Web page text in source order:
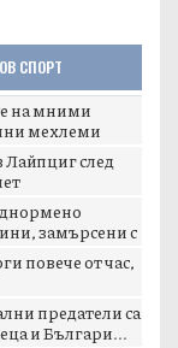
СПОРТ
на мними
мехлеми
след
замърсени с
повече от час,
предатели са
и Българи...